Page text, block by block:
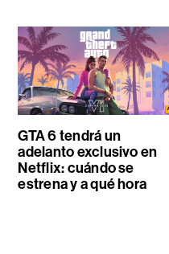
GTA 6 tendrá un
adelanto exclusivo en
Netflix: cuándo se
estrena y a qué hora